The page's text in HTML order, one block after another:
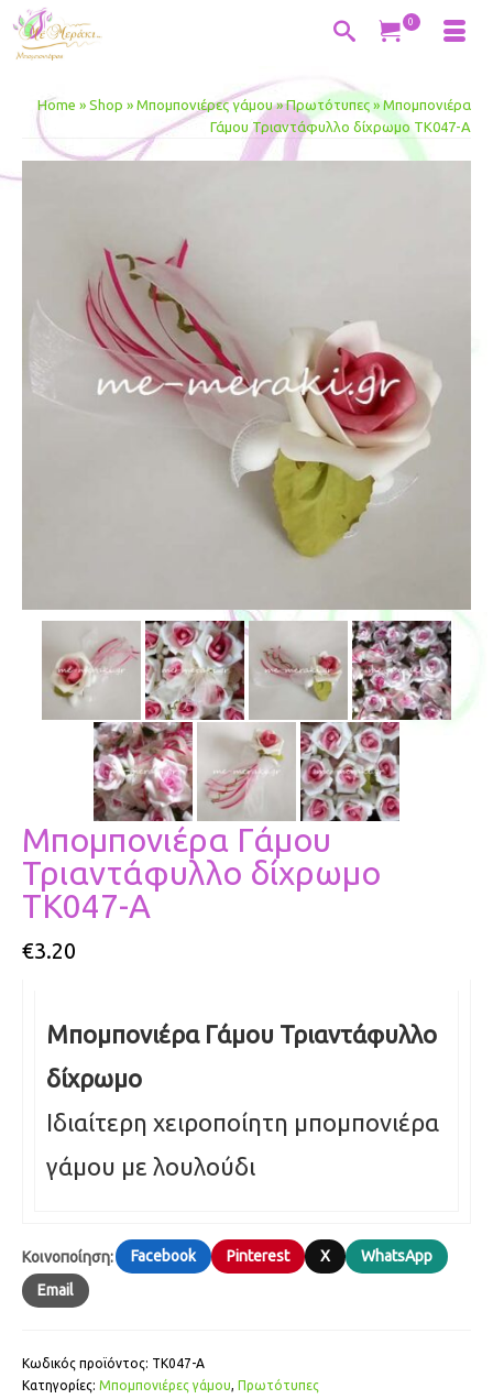
0
Home » Shop » Μπομπονιέρες γάμου » Πρωτότυπες » Μπομπονιέρα
Γάμου Τριαντάφυλλο δίχρωμο ΤΚ047-Α
Μπομπονιέρα Γάμου
Τριαντάφυλλο δίχρωμο
ΤΚ047-Α
€3.20
Μπομπονιέρα Γάμου Τριαντάφυλλο
δίχρωμο
Ιδιαίτερη χειροποίητη μπομπονιέ­ρα
γάμου με λουλούδι
Κοινοποίηση: Facebook Pinterest X
WhatsApp
Email
Κωδικός προϊόντος: ΤΚ047-Α
Κατηγορίες: Μπομπονιέρες γάμου, Πρωτότυπες